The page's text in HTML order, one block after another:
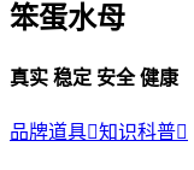
笨蛋水母
真实 稳定 安全 健康
品牌道具知识科普